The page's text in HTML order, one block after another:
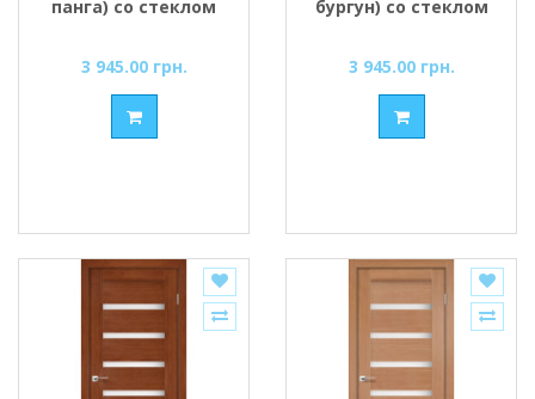
панга) со стеклом
3 945.00 грн.
бургун) со стеклом
3 945.00 грн.